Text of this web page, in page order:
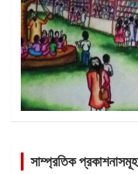
সাম্প্রতিক প্রকাশনাসমূহ